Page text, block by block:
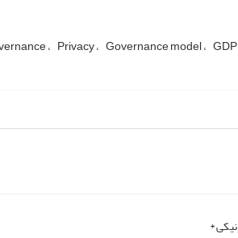
Privacy Governance model
*